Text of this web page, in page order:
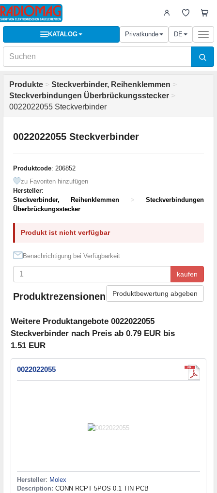
KATALOG Privatkunde DE
Produkte > Steckverbinder, Reihenklemmen >
Steckverbindungen Überbrückungsstecker >
0022022055 Steckverbinder
0022022055 Steckverbinder
Produktcode: 206852
zu Favoriten hinzufügen
Hersteller:
Steckverbinder, Reihenklemmen
>
Steckverbindungen
Überbrückungsstecker
Produkt ist nicht verfügbar
Benachrichtigung bei Verfügbarkeit
kaufen
Produktrezensionen Produktbewertung abgeben
Weitere Produktangebote 0022022055
Steckverbinder nach Preis ab 0.79 EUR bis
1.51 EUR
0022022055
Hersteller: Molex
Description: CONN RCPT 5POS 0.1 TIN PCB